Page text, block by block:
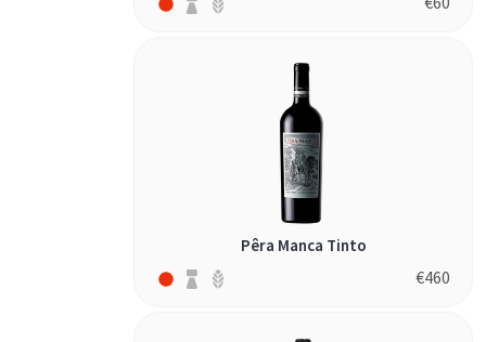
Pêra Manca Tinto
€460